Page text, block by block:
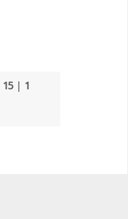
15 | 1